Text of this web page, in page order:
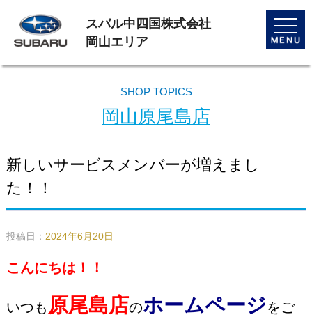
toggle
スバル中四国株式会社
岡山エリア
SHOP TOPICS
岡山原尾島店
新しいサービスメンバーが増えまし
た！！
投稿日： 2024年6月20日
こんにちは！！
いつも 原尾島店のホームページをご